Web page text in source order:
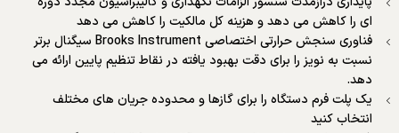
ای را کاهش می دهد و هزینه کل مالکیت را کاهش می دهد
فناوری سنجش حرارتی اختصاصی Brooks Instrument سیگنال برتر
نسبت به نویز را برای دقت بهبود یافته در نقاط تنظیم پایین ارائه می
دهد.
یک پلت فرم دستگاه را برای گازها و محدوده جریان های مختلف
انتخاب کنید